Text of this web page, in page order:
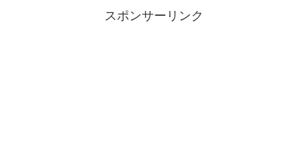
スポンサーリンク